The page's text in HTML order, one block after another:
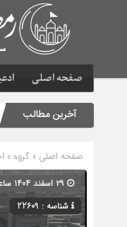
صفحه اصلی
آخرین مطالب
صفحه اصلی » گروه »
شناسه : 22609